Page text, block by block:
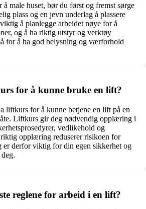
male huset, bør du først og fremst sørge
plass og en jevn underlag å plassere
å planlegge arbeidet nøye for å
og å ha riktig utstyr og verktøy
for å ha god belysning og værforhold
for å kunne bruke en lift?
liftkurs for å kunne betjene en lift på en
Liftkurs gir deg nødvendig opplæring i
vedlikehold og
opplæring reduserer risikoen for
er derfor viktig for din egen sikkerhet og
reglene for arbeid i en lift?